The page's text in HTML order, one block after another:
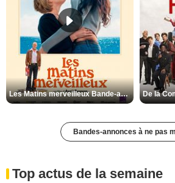
Les Matins merveilleux Bande-annonce VF
Bandes-annonces à ne pas
Top actus de la semaine